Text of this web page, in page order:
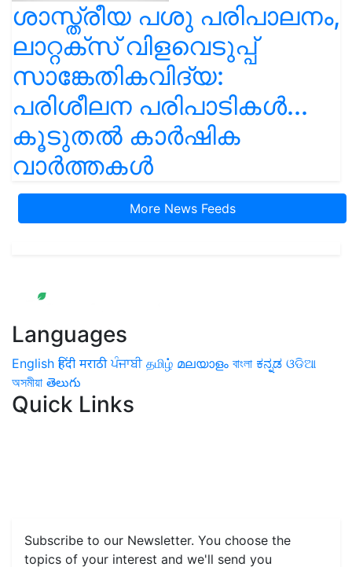
ശാസ്ത്രീയ പശു പരിപാലനം,
ലാറ്റക്സ് വിളവെടുപ്പ്
സാങ്കേതികവിദ്യ:
പരിശീലന പരിപാടികൾ...
കൂടുതൽ കാർഷിക
വാർത്തകൾ
More News Feeds
Languages
English हिंदी मराठी ਪੰਜਾਬੀ தமிழ் മലയാളം বাংলা ಕನ್ನಡ ଓଡିଆ
অসমীয়া తెలుగు
Quick Links
Subscribe to our Newsletter. You choose the
topics of your interest and we'll send you